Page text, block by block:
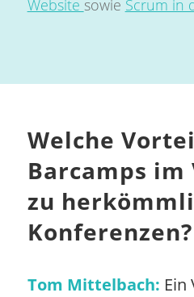
Website sowie Scrum in
Welche
Barcamps im
zu
Konferenzen?
Tom Mittelbach: Ein